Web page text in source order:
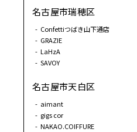
名古屋市瑞穂区
Confettiつばき山下通店
GRAZIE
LaHzA
SAVOY
名古屋市天白区
aimant
gigs cor
NAKAO.COIFFURE